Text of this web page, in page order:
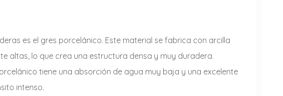
es el gres porcelánico. Este material se fabrica con arcilla
altas, lo que crea una estructura densa y muy duradera.
tiene una absorción de agua muy baja y una excelente
intenso.